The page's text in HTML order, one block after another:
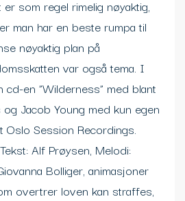
som regel rimelig nøyaktig,
man har en beste rumpa til
nøyaktig plan på
var også tema. I
en ”Wilderness” med blant
Jacob Young med kun egen
Oslo Session Recordings.
Alf Prøysen, Melodi:
Bolliger, animasjoner
overtrer loven kan straffes,